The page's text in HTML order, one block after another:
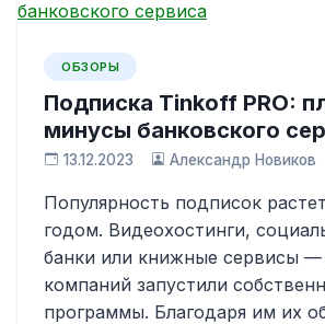
ОБЗОРЫ
Подписка Tinkoff PRO:
минусы банковского
13.12.2023 Александр Новиков
Популярность подписок
годом. Видеохостинги,
банки или книжные сервисы —
компаний запустили
программы. Благодаря им их